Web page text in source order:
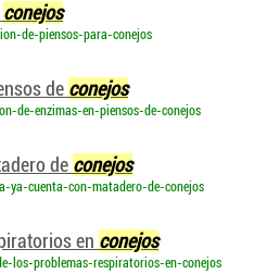
conejos
de-piensos-para-conejos
de conejos
de-enzimas-en-piensos-de-conejos
de conejos
ya-cuenta-con-matadero-de-conejos
en conejos
los-problemas-respiratorios-en-conejos